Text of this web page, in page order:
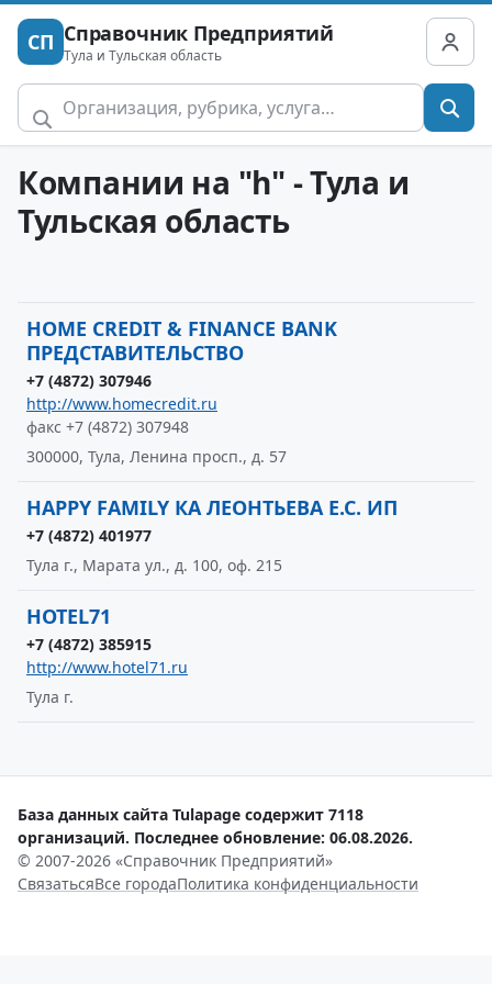
СП Справочник Предприятий
Тула и Тульская область
Компании на "h" - Тула и
Тульская область
HOME CREDIT & FINANCE BANK
ПРЕДСТАВИТЕЛЬСТВО
+7 (4872) 307946
http://www.homecredit.ru
факс +7 (4872) 307948
300000, Тула, Ленина просп., д. 57
HAPPY FAMILY КА ЛЕОНТЬЕВА Е.С. ИП
+7 (4872) 401977
Тула г., Марата ул., д. 100, оф. 215
HOTEL71
+7 (4872) 385915
http://www.hotel71.ru
Тула г.
База данных сайта Tulapage содержит 7118
организаций. Последнее обновление: 06.08.2026.
© 2007-2026 «Справочник Предприятий»
СвязатьсяВсе городаПолитика конфиденциальности